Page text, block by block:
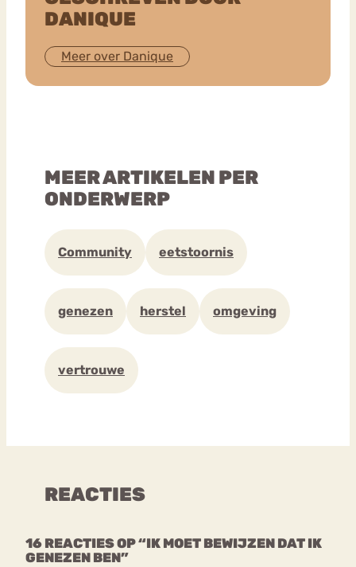
DANIQUE
Meer over Danique
MEER ARTIKELEN PER
ONDERWERP
Community eetstoornis
genezen herstel omgeving
vertrouwe
REACTIES
16 REACTIES OP “IK MOET BEWIJZEN DAT IK
GENEZEN BEN”